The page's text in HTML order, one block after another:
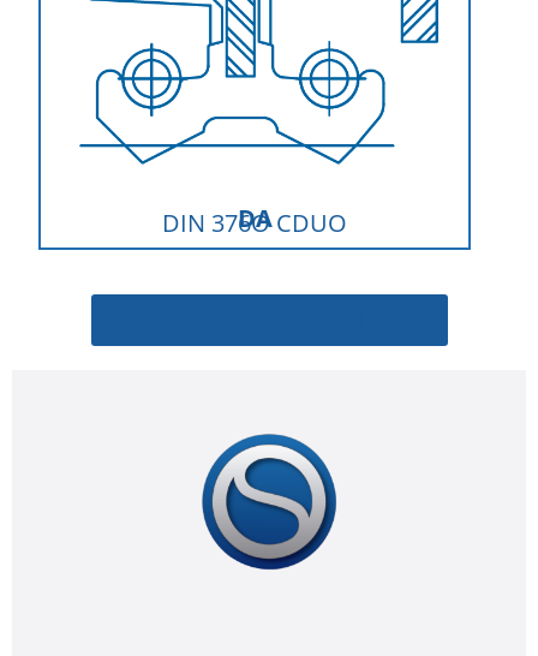
DA
DIN 376O CDUO